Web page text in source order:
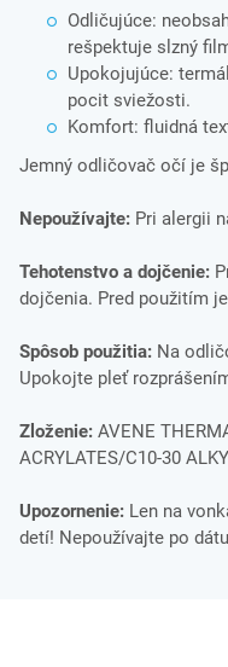
Odličujúce:
rešpektuje slzný
Upokojujúce:
pocit sviežosti.
Komfort: fluidná
Jemný odličovač očí je
Nepoužívajte: Pri alergii
Tehotenstvo a dojčenie:
dojčenia. Pred použitím
Spôsob použitia: Na
Upokojte pleť
Zloženie: AVENE
ACRYLATES/C10-30
Upozornenie: Len na
detí! Nepoužívajte po